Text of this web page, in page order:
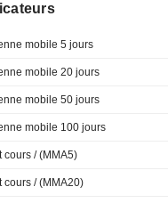
mobile 5 jours
mobile 20 jours
mobile 50 jours
mobile 100 jours
cours / (MMA5)
cours / (MMA20)